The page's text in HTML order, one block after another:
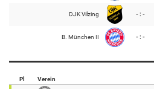
DJK Vilzing - : -
B. München II - : -
Pl Verein